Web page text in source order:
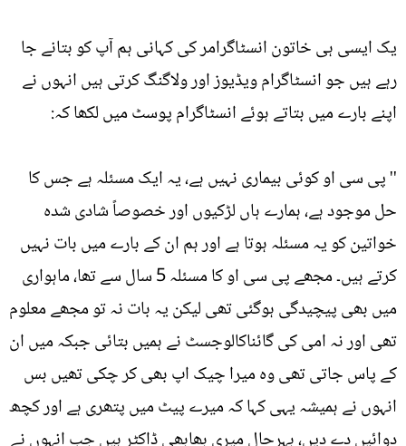
یک ایسی ہی خاتون انسٹاگرامر کی کہانی ہم آپ کو بتانے جا
رہے ہیں جو انسٹاگرام ویڈیوز اور ولاگنگ کرتی ہیں انہوں نے
اپنے بارے میں بتاتے ہوئے انسٹاگرام پوسٹ میں لکھا کہ:
'' پی سی او کوئی بیماری نہیں ہے، یہ ایک مسئلہ ہے جس کا
حل موجود ہے، ہمارے ہاں لڑکیوں اور خصوصاً شادی شدہ
خواتین کو یہ مسئلہ ہوتا ہے اور ہم ان کے بارے میں بات نہیں
کرتے ہیں۔ مجھے پی سی او کا مسئلہ 5 سال سے تھا، ماہواری
میں بھی پیچیدگی ہوگئی تھی لیکن یہ بات نہ تو مجھے معلوم
تھی اور نہ امی کی گائناکالوجسٹ نے ہمیں بتائی جبکہ میں ان
کے پاس جاتی تھی وہ میرا چیک اپ بھی کر چکی تھیں بس
انہوں نے ہمیشہ یہی کہا کہ میرے پیٹ میں پتھری ہے اور کچھ